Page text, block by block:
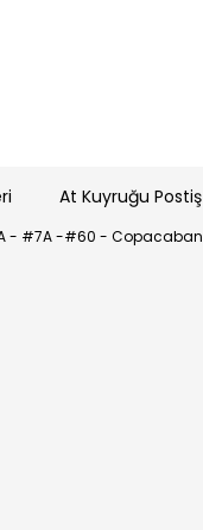
At Kuyruğu Postiş